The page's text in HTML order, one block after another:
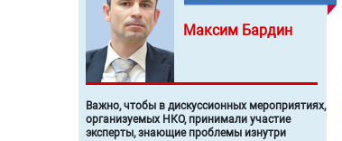
Максим Бардин
Важно, чтобы в дискуссионных мероприятиях,
организуемых НКО, принимали участие
эксперты, знающие проблемы изнутри